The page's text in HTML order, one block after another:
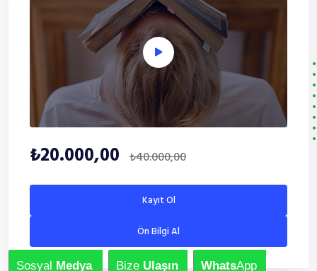
₺20.000,00 ₺40.000,00
Kayıt Ol
Ön Bilgi Al
Sosyal Medya Bize Ulaşın WhatsApp